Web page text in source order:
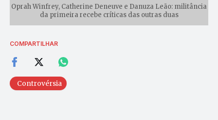
Oprah Winfrey, Catherine Deneuve e Danuza Leão: militância
da primeira recebe críticas das outras duas
COMPARTILHAR
Controvérsia